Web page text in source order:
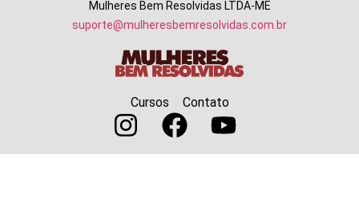
Mulheres Bem Resolvidas LTDA-ME
suporte@mulheresbemresolvidas.com.br
Cursos Contato